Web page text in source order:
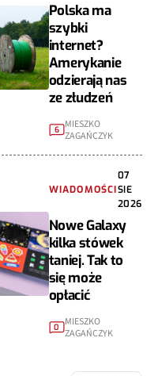
Polska ma
szybki
internet?
Amerykanie
odzierają nas
ze złudzeń
6 MIESZKO
ZAGAŃCZYK
WIADOMOŚCI
07
SIE
2026
Nowe Galaxy
kilka stówek
taniej. Tak to
się może
opłacić
0 MIESZKO
ZAGAŃCZYK